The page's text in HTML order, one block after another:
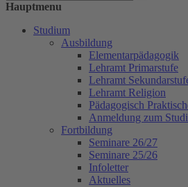
Hauptmenu
Studium
Ausbildung
Elementarpädagogik
Lehramt Primarstufe
Lehramt
Lehramt Religion
Pädagogisch
Anmeldung zum
Fortbildung
Seminare 26/27
Seminare 25/26
Infoletter
Aktuelles